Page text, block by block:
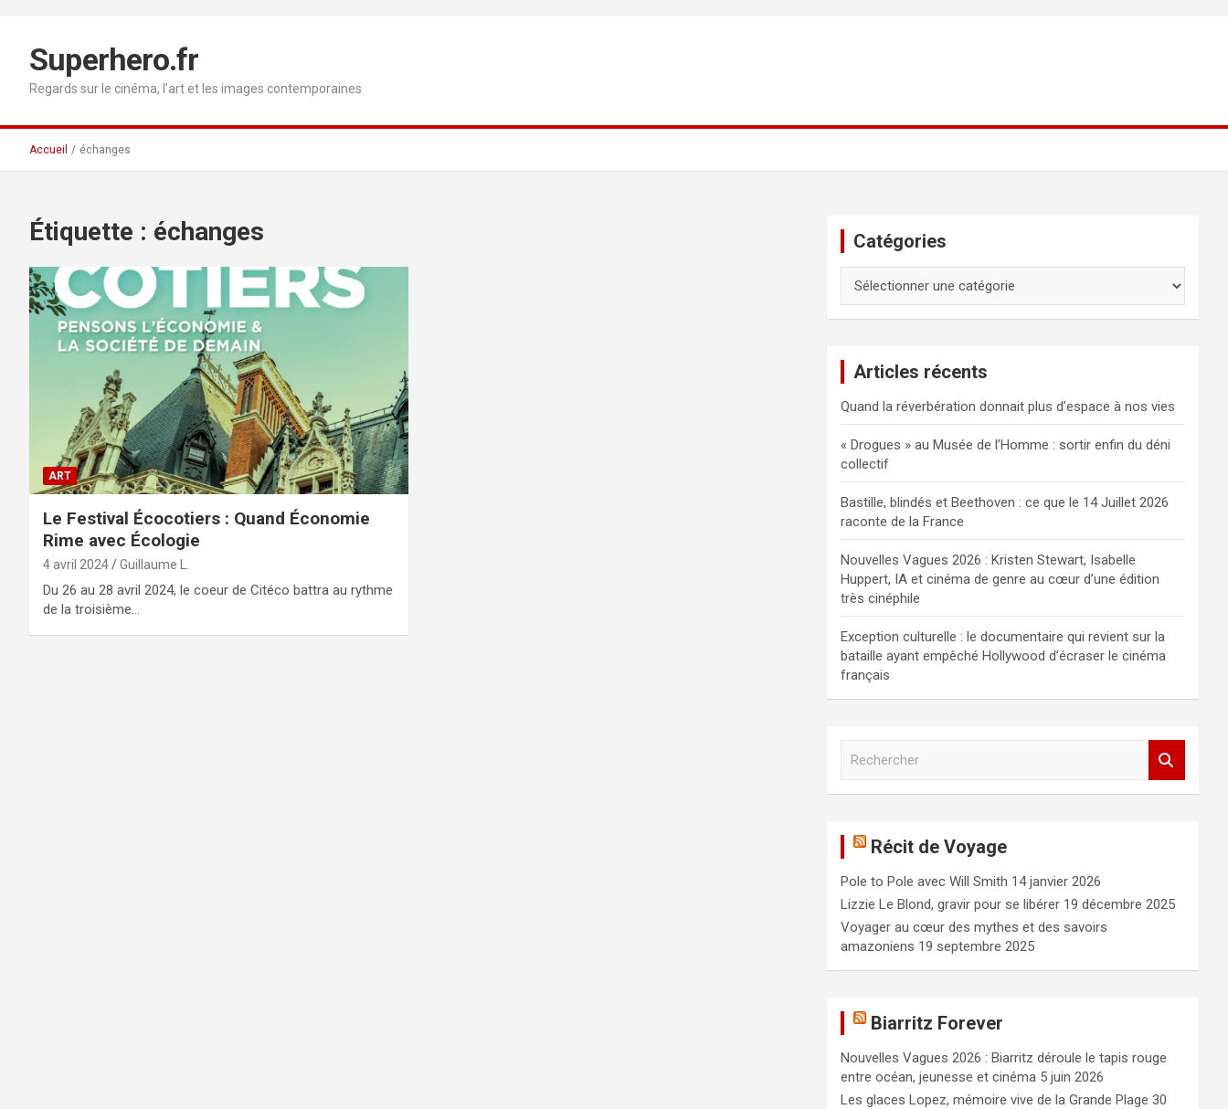
contenuSuperhero.fr
Regards sur le cinéma, l’art et les images contemporaines
Accueil échanges
Étiquette : échanges
ART
Le Festival Écocotiers : Quand Économie
Rime avec Écologie
4 avril 2024 Guillaume L.
Du 26 au 28 avril 2024, le coeur de Citéco battra au rythme
de la troisième…
Catégories
Articles récents
Quand la réverbération donnait plus d’espace à nos vies
« Drogues » au Musée de l’Homme : sortir enfin du déni
collectif
Bastille, blindés et Beethoven : ce que le 14 Juillet 2026
raconte de la France
Nouvelles Vagues 2026 : Kristen Stewart, Isabelle
Huppert, IA et cinéma de genre au cœur d’une édition
très cinéphile
Exception culturelle : le documentaire qui revient sur la
bataille ayant empêché Hollywood d’écraser le cinéma
français
c
h
e
r
Récit de Voyage
Pole to Pole avec Will Smith 14 janvier 2026
Lizzie Le Blond, gravir pour se libérer 19 décembre 2025
Voyager au cœur des mythes et des savoirs
amazoniens 19 septembre 2025
Biarritz Forever
Nouvelles Vagues 2026 : Biarritz déroule le tapis rouge
entre océan, jeunesse et cinéma 5 juin 2026
Les glaces Lopez, mémoire vive de la Grande Plage 30